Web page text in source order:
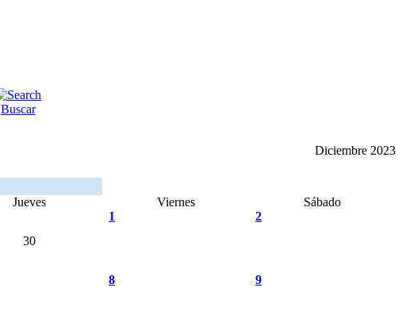
Buscar
Diciembre 2023
Jueves Viernes
Sábado
30
1 2
8 9